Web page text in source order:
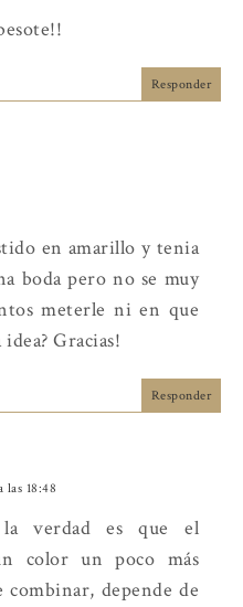
Responder
en amarillo y tenia
boda pero no se muy
meterle ni en que
Gracias!
Responder
las 18:48
la verdad es que el
color un poco más
combinar, depende de